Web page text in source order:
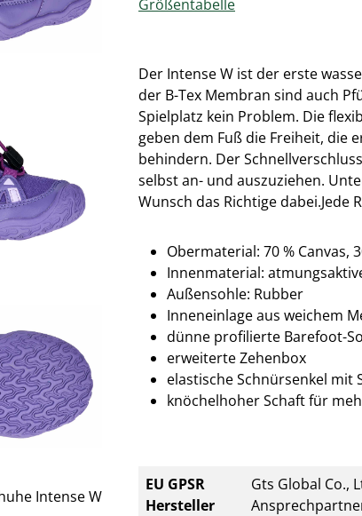
Größentabelle
Der Intense W ist der erste
der B-Tex Membran sind auch
Spielplatz kein Problem. Die
geben dem Fuß die Freiheit, die
behindern. Der
selbst an- und auszuziehen.
Wunsch das Richtige dabei.Jede
Obermaterial: 70 % Canvas,
Innenmaterial:
Außensohle: Rubber
Inneneinlage aus weichem
dünne profilierte Barefoot-
erweiterte Zehenbox
elastische Schnürsenkel mit
knöchelhoher Schaft für
EU GPSR
Hersteller
Gts Global Co.,